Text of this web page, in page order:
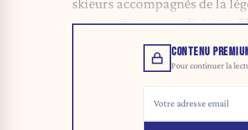
skieurs accompagnés de la
», une référence explicite au
CONTENU
Pour continuer la